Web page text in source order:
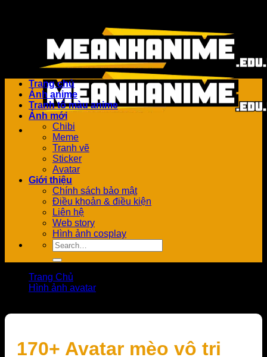
Trang chủ
Ảnh anime
Tranh tô màu anime
Ảnh mới
Chibi
Meme
Tranh vẽ
Sticker
Avatar
Giới thiệu
Chính sách bảo mật
Điều khoản & điều kiện
Liên hệ
Web story
Hình ảnh cosplay
Trang Chủ
Hình ảnh avatar
170+ Avatar mèo vô tri